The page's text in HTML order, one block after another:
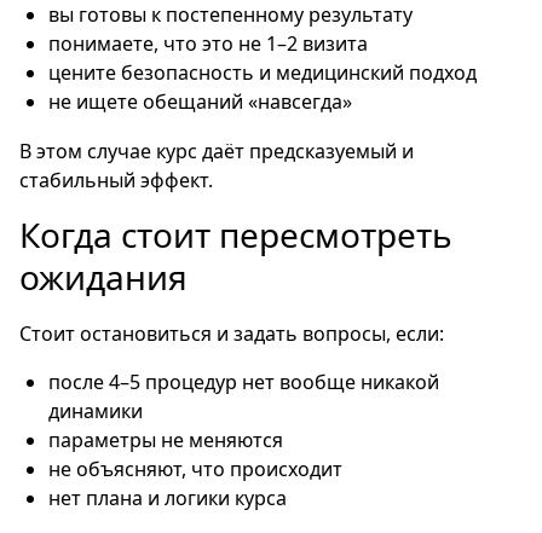
вы готовы к постепенному результату
понимаете, что это не 1–2 визита
цените безопасность и медицинский подход
не ищете обещаний «навсегда»
В этом случае курс даёт предсказуемый и
стабильный эффект.
Когда стоит пересмотреть
ожидания
Стоит остановиться и задать вопросы, если:
после 4–5 процедур нет вообще никакой
динамики
параметры не меняются
не объясняют, что происходит
нет плана и логики курса